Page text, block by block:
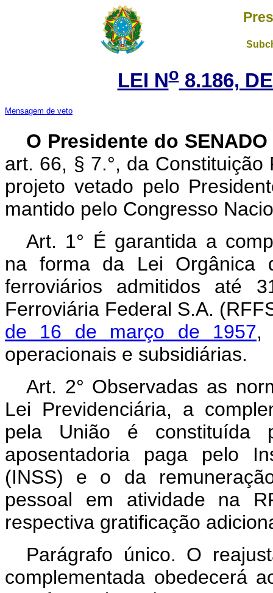
LEI No8.186,
Mensagem de veto
O Presidente do SENADO
art. 66, § 7.°, da
projeto vetado pelo
mantido pelo Congresso
Art. 1° É garantida a
na forma da Lei Orgânica
ferroviários admitidos até
Ferroviária Federal S.A.
de 16 de março de 1957,
operacionais e subsidiárias.
Art. 2° Observadas as
Lei Previdenciária, a
pela União é constituída
aposentadoria paga pelo
(INSS) e o da
pessoal em atividade na
respectiva gratificação
Parágrafo único. O
complementada obedecerá